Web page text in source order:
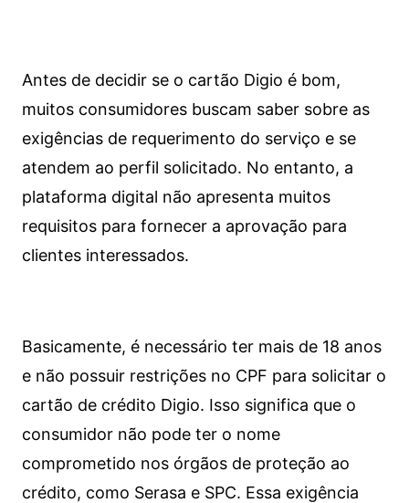
Antes de decidir se o cartão Digio é bom,
muitos consumidores buscam saber sobre as
exigências de requerimento do serviço e se
atendem ao perfil solicitado. No entanto, a
plataforma digital não apresenta muitos
requisitos para fornecer a aprovação para
clientes interessados.
Basicamente, é necessário ter mais de 18 anos
e não possuir restrições no CPF para solicitar o
cartão de crédito Digio. Isso significa que o
consumidor não pode ter o nome
comprometido nos órgãos de proteção ao
crédito, como Serasa e SPC. Essa exigência